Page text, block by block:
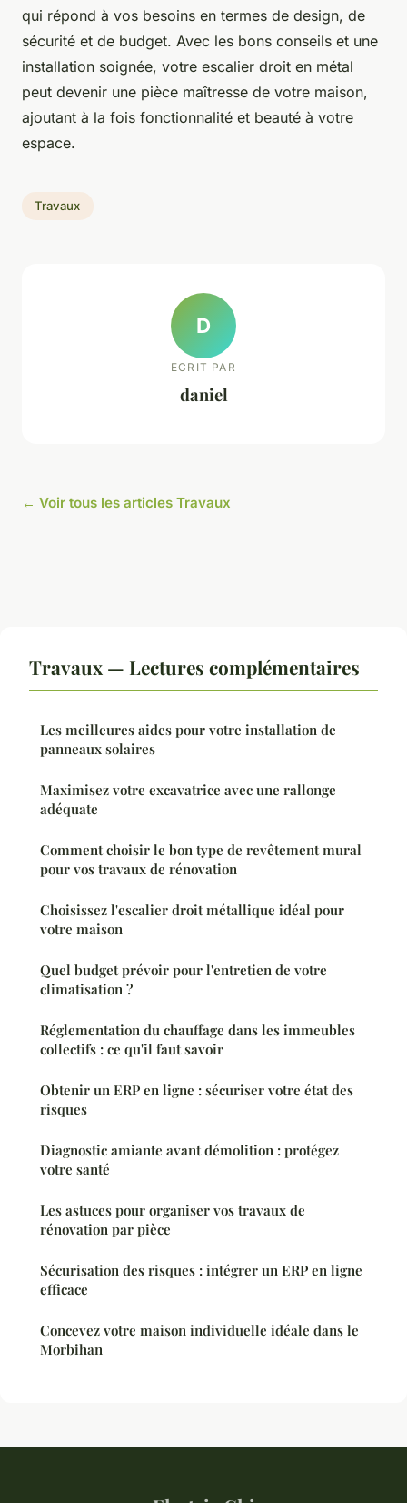
qui répond à vos besoins en termes de design, de
sécurité et de budget. Avec les bons conseils et une
installation soignée, votre escalier droit en métal
peut devenir une pièce maîtresse de votre maison,
ajoutant à la fois fonctionnalité et beauté à votre
espace.
Travaux
D
ECRIT PAR
daniel
← Voir tous les articles Travaux
Travaux — Lectures complémentaires
Les meilleures aides pour votre installation de
panneaux solaires
Maximisez votre excavatrice avec une rallonge
adéquate
Comment choisir le bon type de revêtement mural
pour vos travaux de rénovation
Choisissez l'escalier droit métallique idéal pour
votre maison
Quel budget prévoir pour l'entretien de votre
climatisation ?
Réglementation du chauffage dans les immeubles
collectifs : ce qu'il faut savoir
Obtenir un ERP en ligne : sécuriser votre état des
risques
Diagnostic amiante avant démolition : protégez
votre santé
Les astuces pour organiser vos travaux de
rénovation par pièce
Sécurisation des risques : intégrer un ERP en ligne
efficace
Concevez votre maison individuelle idéale dans le
Morbihan